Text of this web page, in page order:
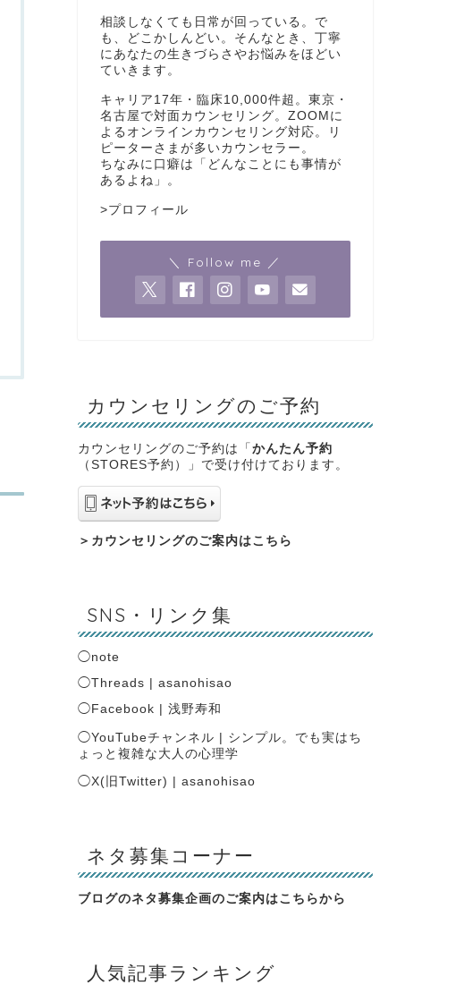
相談しなくても日常が回っている。で
も、どこかしんどい。そんなとき、丁寧
にあなたの生きづらさやお悩みをほどい
ていきます。
キャリア17年・臨床10,000件超。東京・
名古屋で対面カウンセリング。ZOOMに
よるオンラインカウンセリング対応。リ
ピーターさまが多いカウンセラー。
ちなみに口癖は「どんなことにも事情が
あるよね」。
>プロフィール
＼ Follow me ／
カウンセリングのご予約
カウンセリングのご予約は「 かんたん予約
（STORES予約）」で受け付けております。
＞ カウンセリングのご案内はこちら
SNS・リンク集
◯note
◯Threads | asanohisao
◯ Facebook | 浅野寿和
◯YouTubeチャンネル | シンプル。でも実はち
ょっと複雑な大人の心理学
◯X(旧Twitter) | asanohisao
ネタ募集コーナー
ブログのネタ募集企画のご案内はこちらから
人気記事ランキング